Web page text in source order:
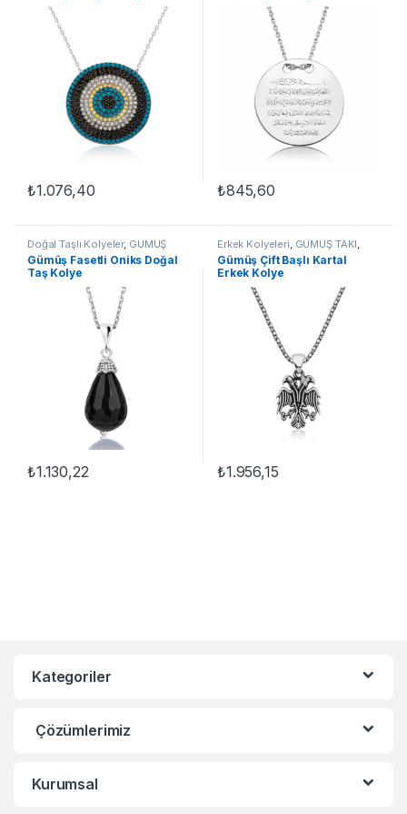
₺1.076,40 ₺845,60
Doğal Taşlı Kolyeler, GÜMÜŞ
TAKI Kadın Kolyeleri, Kolye,
Taşlı Kolyeler
Gümüş Fasetli Oniks Doğal
Taş Kolye
₺1.130,22
Erkek Kolyeleri GÜMÜŞ TAKI
Kartal Kolyeler, Kolye
Gümüş Çift Başlı Kartal
Erkek Kolye
₺1.956,15
Kategoriler
Çözümlerimiz
Kurumsal